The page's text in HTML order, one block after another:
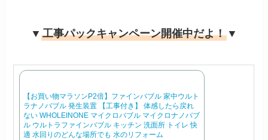
▼ 工事パックキャンペーン開催中だよ！ ▼
【お買い物マラソンP2倍】ファインバブル 家中ウルト
ラナノバブル 発生装置 【工事付き】 体感したら戻れ
ない WHOLEINONE マイクロバブル マイクロナノバブ
ル ウルトラファインバブル キッチン 洗面所 トイレ 快
適 水回りのどんな場所でも 水のリフォーム